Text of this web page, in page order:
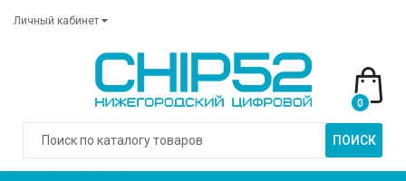
Личный кабинет
ПОИСК
0